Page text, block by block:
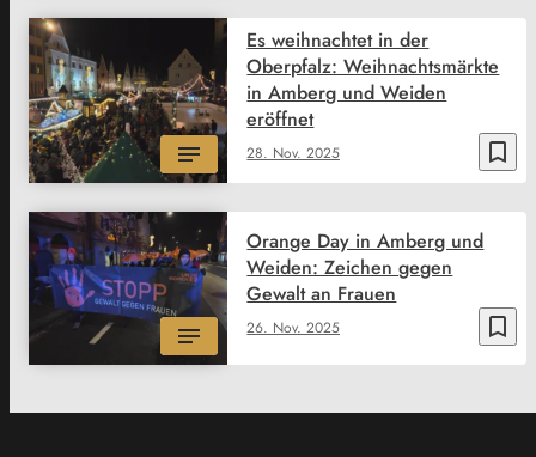
bookmark_border
28. Nov. 2025
Es weihnachtet in der
Oberpfalz: Weihnachtsmärkte
in Amberg und Weiden
eröffnet
bookmark_border
26. Nov. 2025
Orange Day in Amberg und
Weiden: Zeichen gegen
Gewalt an Frauen